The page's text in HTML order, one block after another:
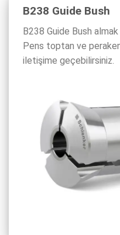
B238 Guide Bush
B238 Guide Bush
Pens toptan ve
iletişime geçebilirsiniz.